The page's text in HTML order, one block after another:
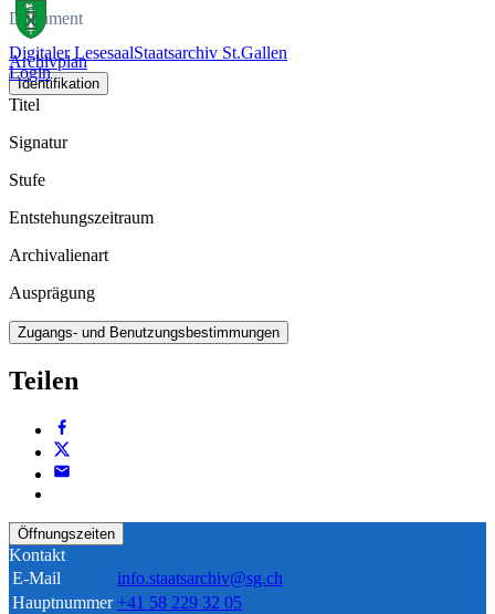
Digitaler LesesaalStaatsarchiv St.Gallen
Login
Dokument
Archivplan
Identifikation
Titel
Signatur
Stufe
Entstehungszeitraum
Archivalienart
Ausprägung
Zugangs- und Benutzungsbestimmungen
Teilen
Öffnungszeiten
Kontakt
E-Mail
info.staatsarchiv@sg.ch
Hauptnummer +41 58 229 32 05